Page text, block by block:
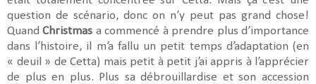
question de scénario, donc on n’y peut pas grand chose!
QuandChristmas a commencé à prendre plus d’importance
dans l’histoire, il m’a fallu un petit temps d’adaptation (en
« deuil » de Cetta) mais petit à petit j’ai appris à l’apprécier
de plus en plus. Plus sa débrouillardise et son accession